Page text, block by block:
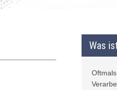
Was